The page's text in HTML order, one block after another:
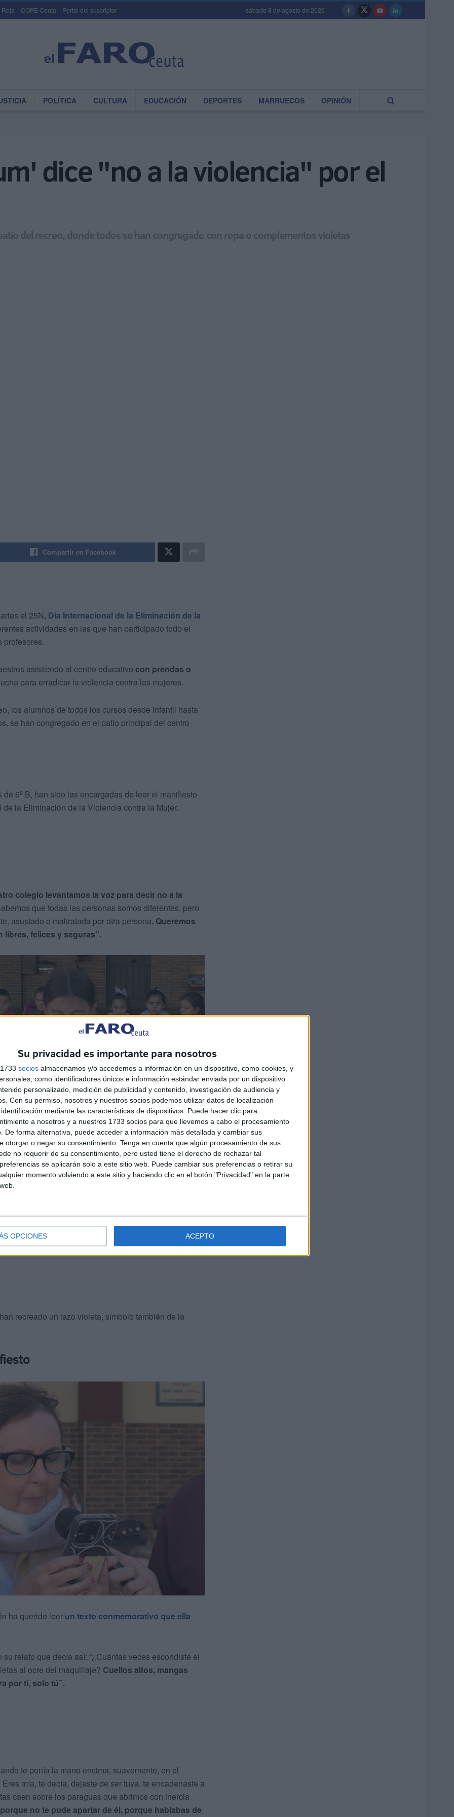
Su privacidad es importante para nosotros
socios almacenamos y/o accedemos a información en un dispositivo, como cookies, y
como identificadores únicos e información estándar enviada por un dispositivo
personalizado, medición de publicidad y contenido, investigación de audiencia y
Con su permiso, nosotros y nuestros socios podemos utilizar datos de localización
mediante las características de dispositivos. Puede hacer clic para
a nosotros y a nuestros 1733 socios para que llevemos a cabo el procesamiento
De forma alternativa, puede acceder a información más detallada y cambiar sus
otorgar o negar su consentimiento. Tenga en cuenta que algún procesamiento de sus
no requerir de su consentimiento, pero usted tiene el derecho de rechazar tal
se aplicarán solo a este sitio web. Puede cambiar sus preferencias o retirar su
momento volviendo a este sitio y haciendo clic en el botón "Privacidad" en la parte
OPCIONES ACEPTO
Roja COPE Ceuta Portal del suscriptor sábado 8 de agosto de 2026
POLÍTICA CULTURA EDUCACIÓN DEPORTES MARRUECOS OPINIÓN
dice "no a la violencia" por el
del recreo, donde todos se han congregado con ropa o complementos violetas
Compartir en Facebook
el 25N, Día Internacional de la Eliminación de la
actividades en las que han participado todo el
profesores.
asistiendo al centro educativo con prendas o
para erradicar la violencia contra las mujeres.
los alumnos de todos los cursos desde Infantil hasta
se han congregado en el patio principal del centro
de 6º B, han sido las encargadas de leer el manifiesto
de la Eliminación de la Violencia contra la Mujer.
colegio levantamos la voz para decir no a la
que todas las personas somos diferentes, pero
asustado o maltratada por otra persona. Queremos
felices y seguras”.
para un futuro mejor porque creemos en la
y en el poder de la empatía. Y porque sabemos
mundo donde nadie tenga miedo. En nuestro
”, han manifestado estas pequeñas.
recreado un lazo violeta, símbolo también de la
ha querido leer un texto conmemorativo que ella
relato que decía así: “¿Cuántas veces escondiste el
al ocre del maquillaje? Cuellos altos, mangas
por ti, solo tú”.
te ponía la mano encima, suavemente, en el
mía, te decía, dejaste de ser tuya, te encadenaste a
caen sobre los paraguas que abrimos con inercia
no te pude apartar de él, porque hablabas de